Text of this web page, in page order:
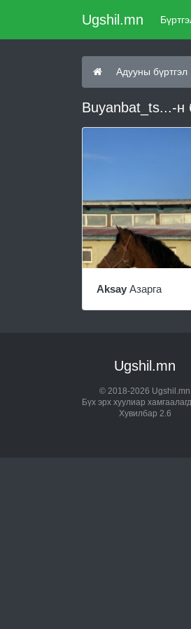
Ugshil.mn
Адууны бүртгэл
Buyanbat_ts...-н
Aksay Азарга
Ugshil.mn
© 2018-2026 Ugshil.mn
Бүх эрх хуулиар
Хувилбар 2.6